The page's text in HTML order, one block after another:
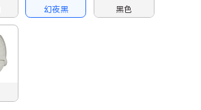
幻夜黑 黑色